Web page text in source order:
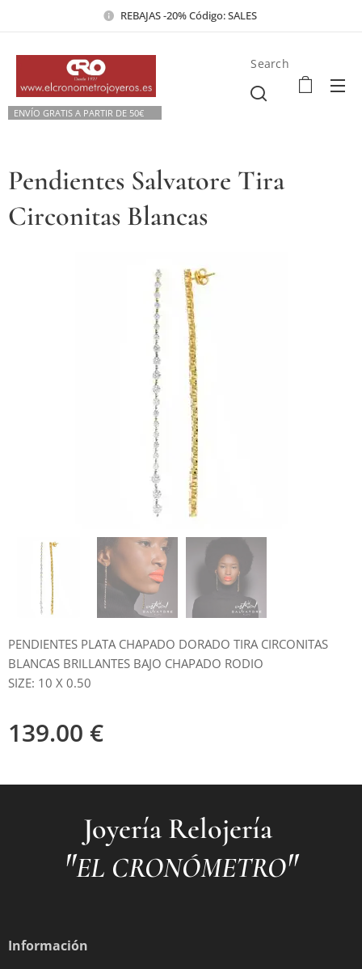
REBAJAS -20% Código: SALES
ENVÍO GRATIS A PARTIR DE 50€💫
Search
Pendientes Salvatore Tira
Circonitas Blancas
PENDIENTES PLATA CHAPADO DORADO TIRA CIRCONITAS
BLANCAS BRILLANTES BAJO CHAPADO RODIO
SIZE: 10 X 0.50
139.00 €
Joyería Relojería
"EL CRONÓMETRO"
Información